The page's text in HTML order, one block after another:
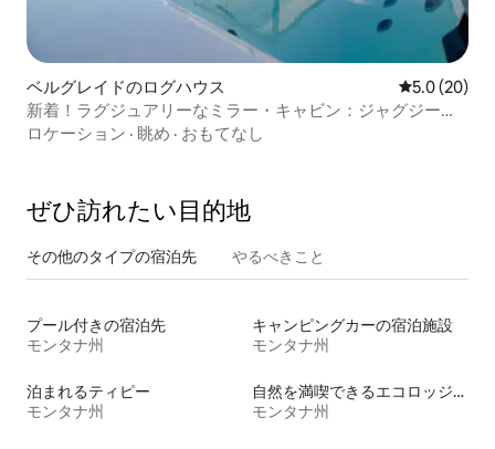
ベルグレイドのログハウス レビュー20
5.0 (20)
新着！ラグジュアリーなミラー・キャビン：ジャグジー、
サウナ、絶景！
ロケーション · 眺め · おもてなし
ぜひ訪⁠れ⁠た⁠い目⁠的⁠地
その他のタ⁠イ⁠プ⁠の宿⁠泊⁠先 やるべきこと
プール付きの宿泊先
モンタナ州
キャンピングカーの宿泊施設
モンタナ州
泊まれるティピー
モンタナ州
自然を満喫できるエコロッジの宿泊施設
モンタナ州